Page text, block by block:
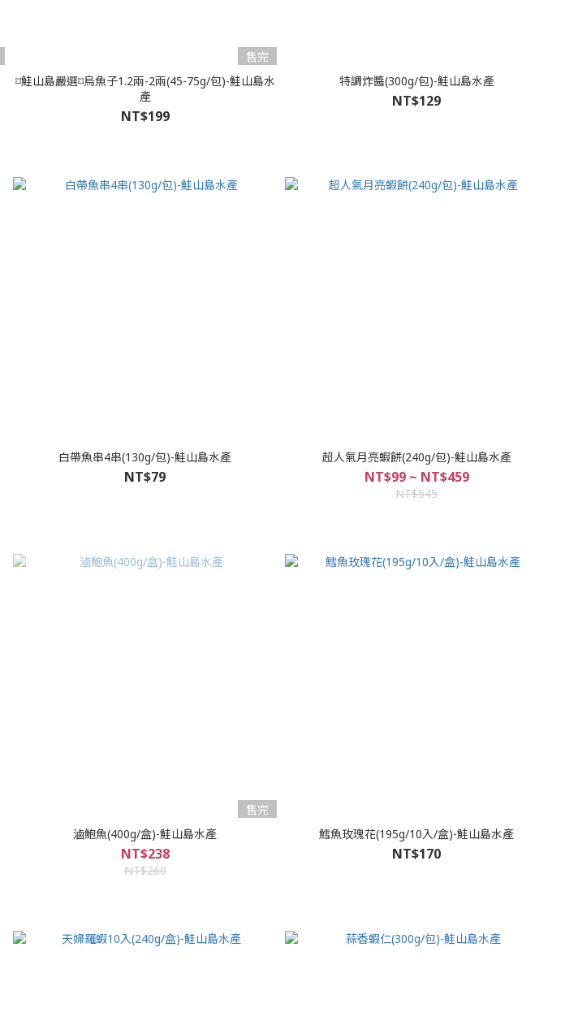
售完
⌑鮭山島嚴選⌑烏魚子1.2兩-2兩(45-75g/包)-鮭山島水
產
NT$199
特調炸醬(300g/包)-鮭山島水產
NT$129
白帶魚串4串(130g/包)-鮭山島水產
NT$79
超人氣月亮蝦餅(240g/包)-鮭山島水產
NT$99 ~ NT$459
NT$545
售完
滷鮑魚(400g/盒)-鮭山島水產
NT$238
NT$260
鱈魚玫瑰花(195g/10入/盒)-鮭山島水產
NT$170